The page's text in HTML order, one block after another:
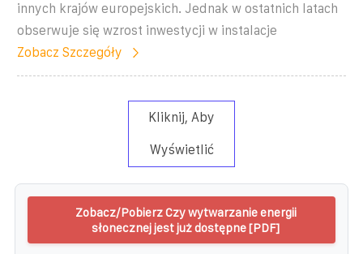
innych krajów europejskich. Jednak w ostatnich latach
obserwuje się wzrost inwestycji w instalacje
Zobacz Szczegóły
Kliknij, Aby
Wyświetlić
Zobacz/Pobierz Czy wytwarzanie energii
słonecznej jest już dostępne [PDF]